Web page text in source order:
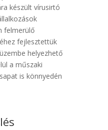
készült vírusirtó
felmerülő
fejlesztettük
helyezhető
a műszaki
is könnyedén